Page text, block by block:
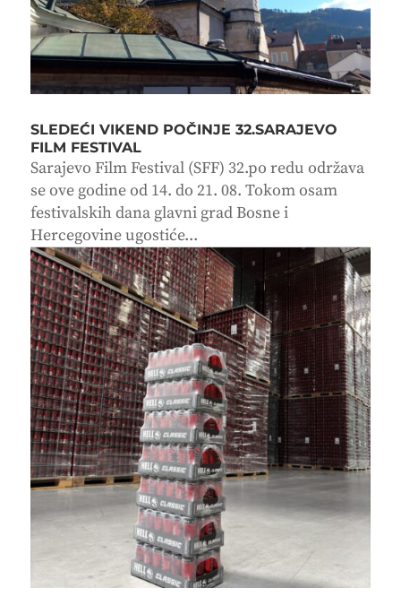
SLEDEĆI VIKEND POČINJE 32.SARAJEVO
FILM FESTIVAL
Sarajevo Film Festival (SFF) 32.po redu održava
se ove godine od 14. do 21. 08. Tokom osam
festivalskih dana glavni grad Bosne i
Hercegovine ugostiće...